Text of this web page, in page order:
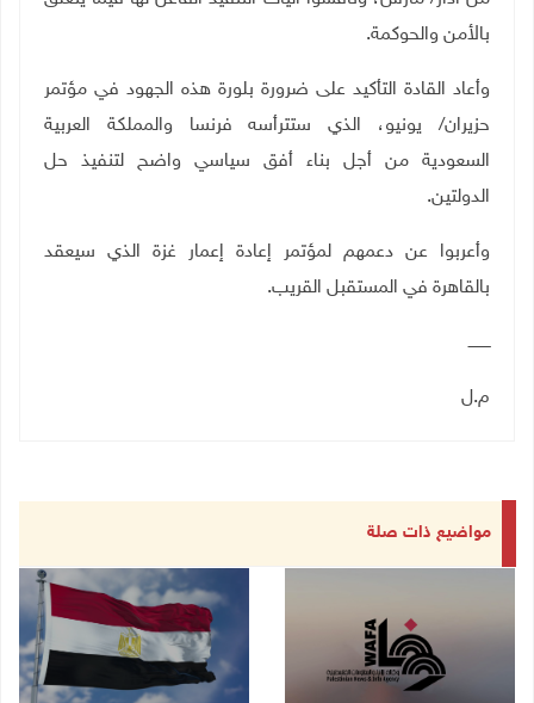
بالأمن والحوكمة.
وأعاد القادة التأكيد على ضرورة بلورة هذه الجهود في مؤتمر
حزيران/ يونيو، الذي ستترأسه فرنسا والمملكة العربية
السعودية من أجل بناء أفق سياسي واضح لتنفيذ حل
الدولتين.
وأعربوا عن دعمهم لمؤتمر إعادة إعمار غزة الذي سيعقد
بالقاهرة في المستقبل القريب.
ـــــــــ
م.ل
مواضيع ذات صلة